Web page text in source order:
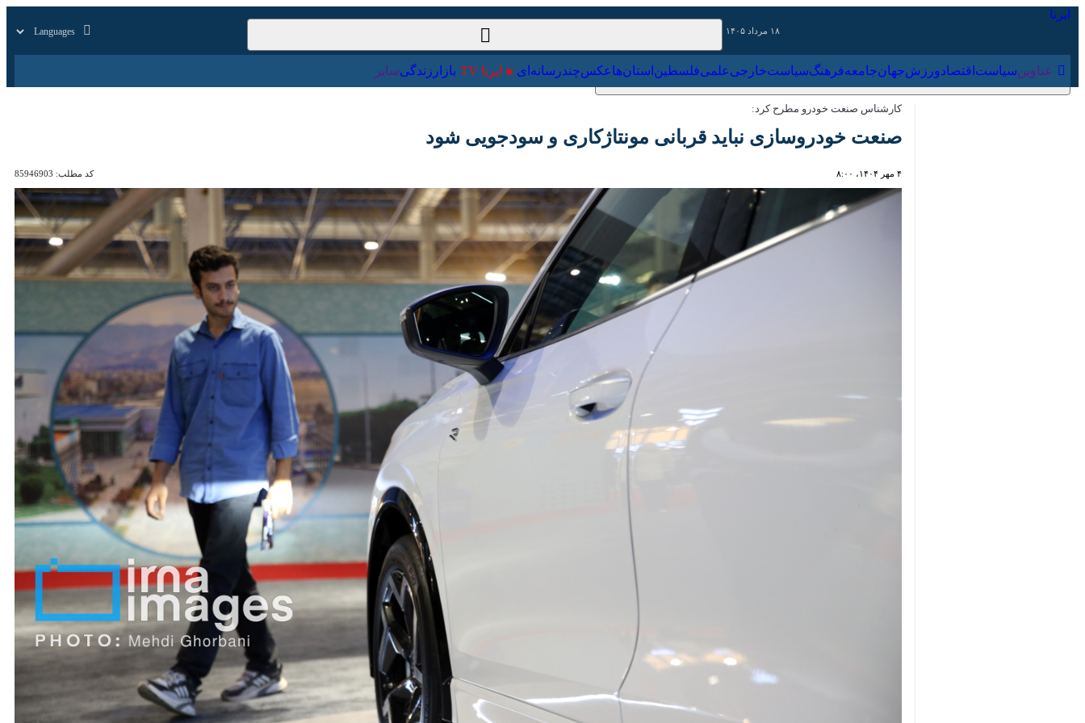
عناوین‌ سیاست اقتصاد ورزش جهان جامعه فرهنگ سیاست‌خارجی علمی فلسطین استان‌ها عکس چندرسانه‌ای ایرنا TV
کارشناس صنعت خودرو مطرح کرد:
صنعت خودروسازی نباید قربانی مونتاژکاری و سودجویی شود
کد مطلب: 85946903